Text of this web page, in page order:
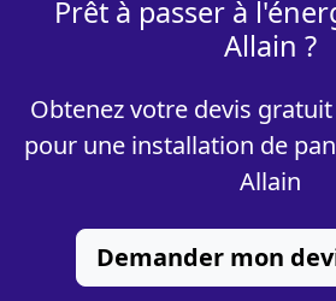
Prêt à passer à
Allain ?
Obtenez votre devis
pour une installation de
Allain
Demander mon